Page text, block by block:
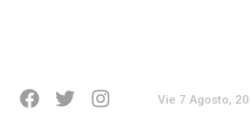
Vie 7 Agosto,